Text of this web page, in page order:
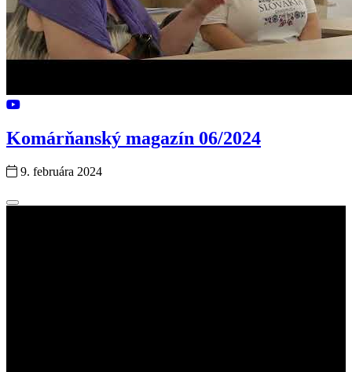
Komárňanský magazín 06/2024
9. februára 2024